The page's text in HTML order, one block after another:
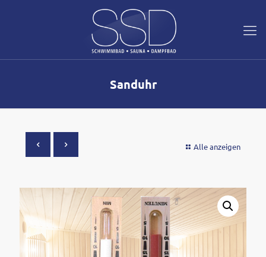
Sanduhr
Alle anzeigen